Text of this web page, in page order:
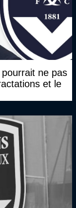
ne pas
et le